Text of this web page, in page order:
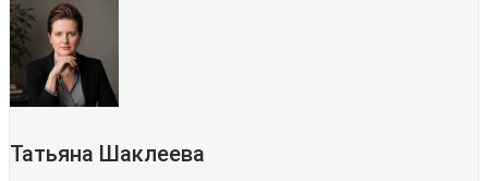
Татьяна Шаклеева